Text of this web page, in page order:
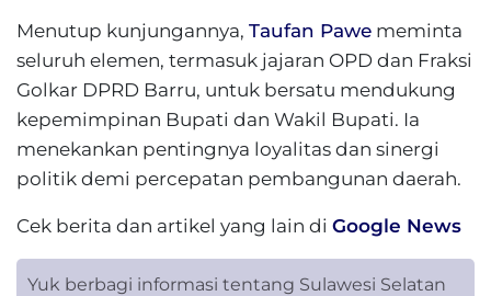
Menutup kunjungannya, Taufan Pawe meminta
seluruh elemen, termasuk jajaran OPD dan Fraksi
Golkar DPRD Barru, untuk bersatu mendukung
kepemimpinan Bupati dan Wakil Bupati. Ia
menekankan pentingnya loyalitas dan sinergi
politik demi percepatan pembangunan daerah.
Cek berita dan artikel yang lain di Google News
Yuk berbagi informasi tentang Sulawesi Selatan